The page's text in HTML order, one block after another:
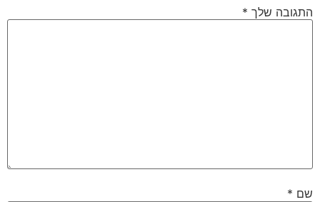
התגובה שלך *
שם *